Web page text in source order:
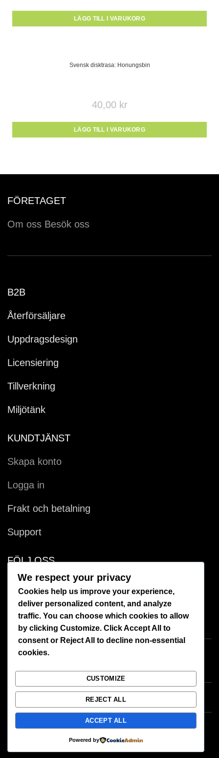
LÄGG TILL I VARUKORG
Svensk disktrasa: Honungsbin
40,00 kr
LÄGG TILL I VARUKORG
FÖRETAGET
Om oss Besök oss
B2B
Återförsäljare
Uppdragsdesign
Licensiering
Tillverkning
Miljötänk
KUNDTJÄNST
Skapa konto
Logga in
Frakt och betalning
Support
FÖLJ OSS
Facebook
Instagram
We respect your privacy
Cookies help us improve your experience,
deliver personalized content, and analyze
traffic. You can choose which cookies to allow
by clicking Customize. ClickAccept All
to
consent or Reject All
to decline non-essential
cookies.
CUSTOMIZE
REJECT ALL
ACCEPT ALL
Powered by